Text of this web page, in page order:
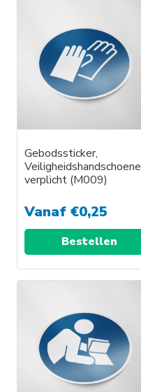
Gebodssticker,
verplicht (M009)
Vanaf €0,25
Bestellen